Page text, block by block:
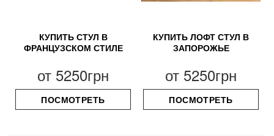
КУПИТЬ СТУЛ В
ФРАНЦУЗСКОМ СТИЛЕ
от 5250грн
ПОСМОТРЕТЬ
КУПИТЬ ЛОФТ СТУЛ В
ЗАПОРОЖЬЕ
от 5250грн
ПОСМОТРЕТЬ